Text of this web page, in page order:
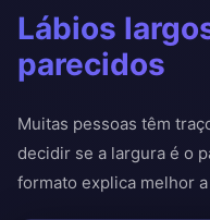
Lábios
parecidos
Muitas pessoas têm
decidir se a largura é o
formato explica melhor